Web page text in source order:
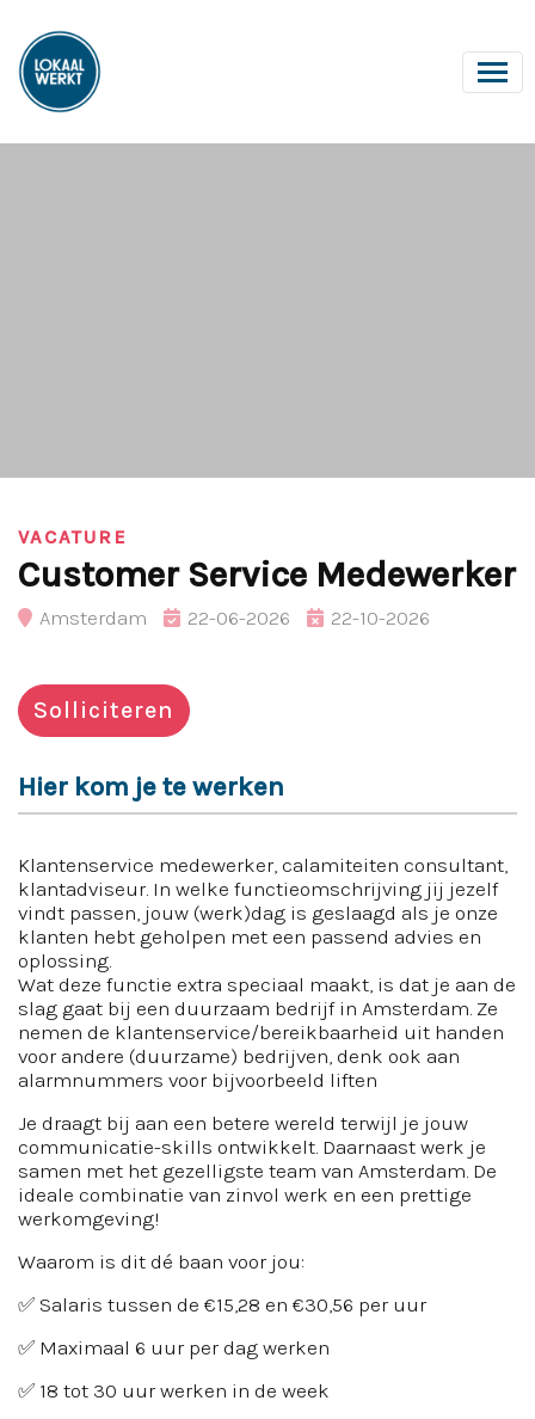
VACATURE
Customer Service Medewerker
Amsterdam 22-06-2026 22-10-2026
Solliciteren
Hier kom je te werken
Klantenservice medewerker, calamiteiten consultant,
klantadviseur. In welke functieomschrijving jij jezelf
vindt passen, jouw (werk)dag is geslaagd als je onze
klanten hebt geholpen met een passend advies en
oplossing.
Wat deze functie extra speciaal maakt, is dat je aan de
slag gaat bij een duurzaam bedrijf in Amsterdam. Ze
nemen de klantenservice/bereikbaarheid uit handen
voor andere (duurzame) bedrijven, denk ook aan
alarmnummers voor bijvoorbeeld liften
Je draagt bij aan een betere wereld terwijl je jouw
communicatie-skills ontwikkelt. Daarnaast werk je
samen met het gezelligste team van Amsterdam. De
ideale combinatie van zinvol werk en een prettige
werkomgeving!
Waarom is dit dé baan voor jou:
✅ Salaris tussen de €15,28 en €30,56 per uur
✅ Maximaal 6 uur per dag werken
✅ 18 tot 30 uur werken in de week